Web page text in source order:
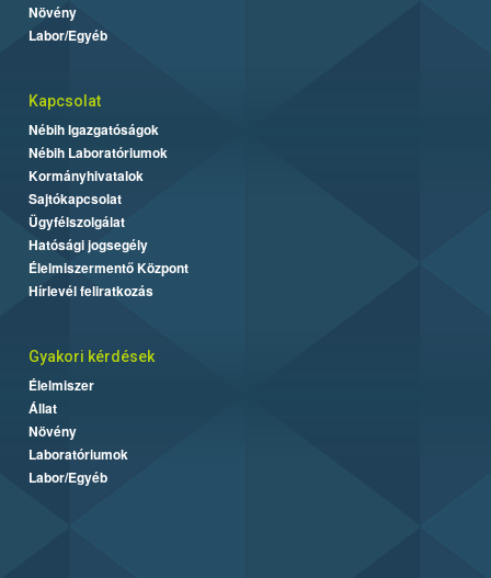
Növény
Labor/Egyéb
Kapcsolat
Nébih Igazgatóságok
Nébih Laboratóriumok
Kormányhivatalok
Sajtókapcsolat
Ügyfélszolgálat
Hatósági jogsegély
Élelmiszermentő Központ
Hírlevél feliratkozás
Gyakori kérdések
Élelmiszer
Állat
Növény
Laboratóriumok
Labor/Egyéb